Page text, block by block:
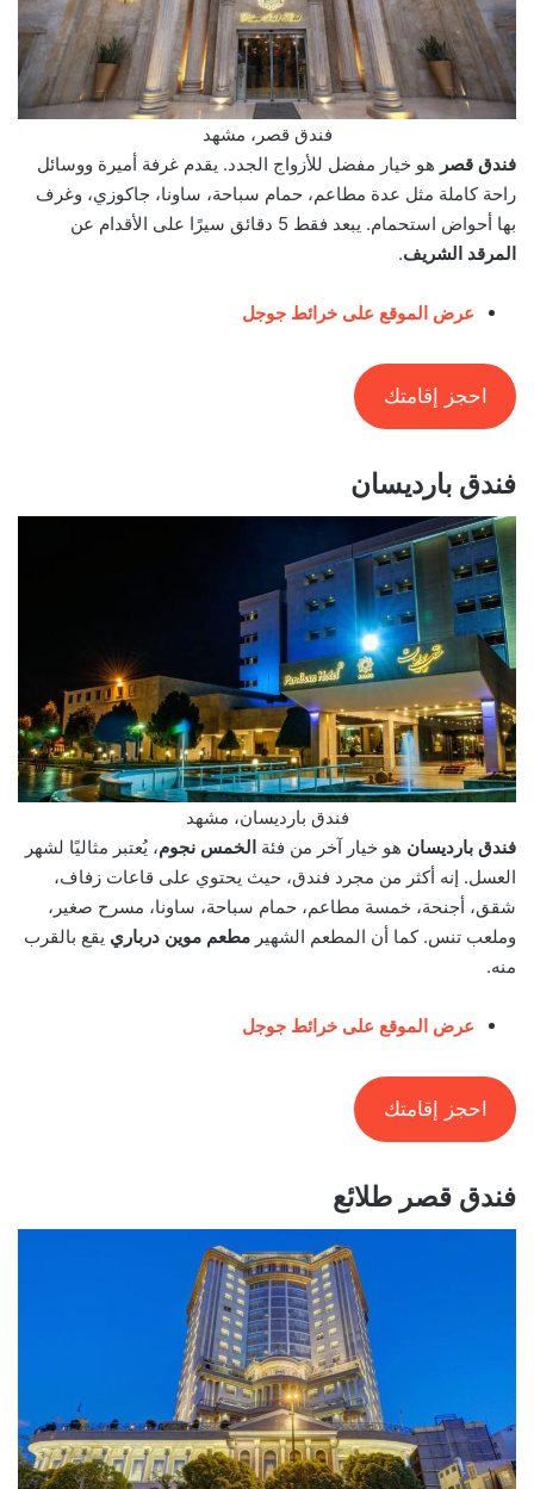
فندق قصر، مشهد
فندق قصر هو خيار مفضل للأزواج الجدد. يقدم غرفة أميرة ووسائل
راحة كاملة مثل عدة مطاعم، حمام سباحة، ساونا، جاكوزي، وغرف
بها أحواض استحمام. يبعد فقط 5 دقائق سيرًا على الأقدام عن
المرقد الشريف.
عرض الموقع على خرائط جوجل
احجز إقامتك
فندق بارديسان
فندق بارديسان، مشهد
فندق بارديسان هو خيار آخر من فئة الخمس نجوم، يُعتبر مثاليًا لشهر
العسل. إنه أكثر من مجرد فندق، حيث يحتوي على قاعات زفاف،
شقق، أجنحة، خمسة مطاعم، حمام سباحة، ساونا، مسرح صغير،
وملعب تنس. كما أن المطعم الشهير مطعم موين درباري يقع بالقرب
منه.
عرض الموقع على خرائط جوجل
احجز إقامتك
فندق قصر طلائع